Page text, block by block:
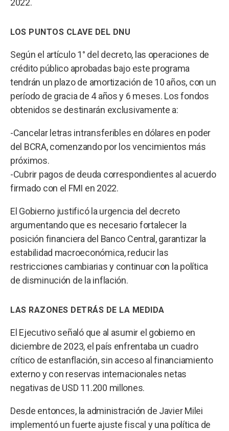
2022.
LOS PUNTOS CLAVE DEL DNU
Según el artículo 1° del decreto, las operaciones de
crédito público aprobadas bajo este programa
tendrán un plazo de amortización de 10 años, con un
período de gracia de 4 años y 6 meses. Los fondos
obtenidos se destinarán exclusivamente a:
-Cancelar letras intransferibles en dólares en poder
del BCRA, comenzando por los vencimientos más
próximos.
-Cubrir pagos de deuda correspondientes al acuerdo
firmado con el FMI en 2022.
El Gobierno justificó la urgencia del decreto
argumentando que es necesario fortalecer la
posición financiera del Banco Central, garantizar la
estabilidad macroeconómica, reducir las
restricciones cambiarias y continuar con la política
de disminución de la inflación.
LAS RAZONES DETRÁS DE LA MEDIDA
El Ejecutivo señaló que al asumir el gobierno en
diciembre de 2023, el país enfrentaba un cuadro
crítico de estanflación, sin acceso al financiamiento
externo y con reservas internacionales netas
negativas de USD 11.200 millones.
Desde entonces, la administración de Javier Milei
implementó un fuerte ajuste fiscal y una política de